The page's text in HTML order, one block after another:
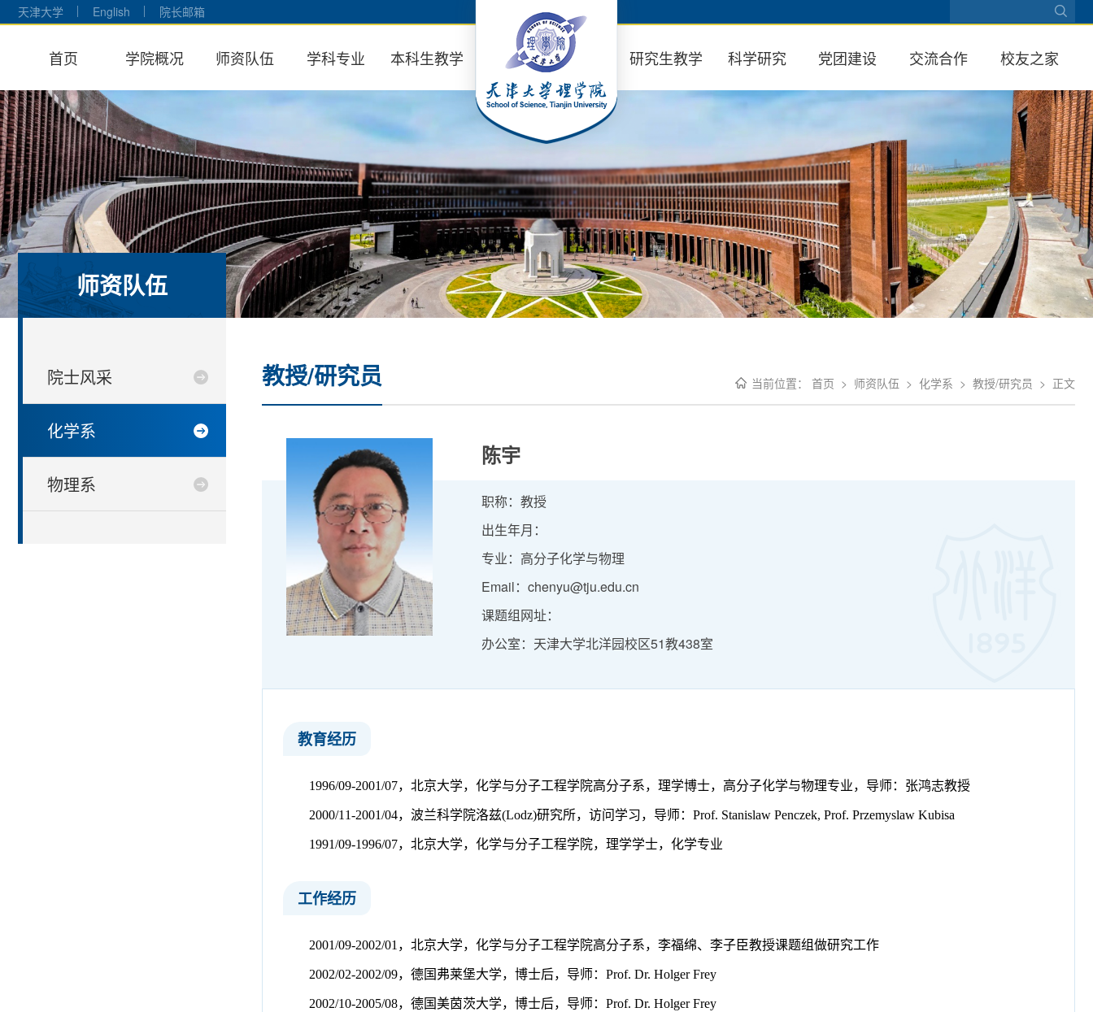
天津大学 English 院长邮箱
首页 学院概况 师资队伍 学科专业 本科生教学 研究生教学 科学研究 党团建设 交流合作 校友之家
师资队伍
院士风采
化学系
物理系
当前位置： 首页 > 师资队伍 > 化学系 > 教授/研究员 > 正文
教授/研究员
陈宇
职称：教授
出生年月：
专业：高分子化学与物理
Email：chenyu@tju.edu.cn
课题组网址：
办公室：天津大学北洋园校区51教438室
教育经历
1996/09-2001/07，北京大学，化学与分子工程学院高分子系，理学博士，高分子化学与物理专业，导师：张鸿志教授
2000/11-2001/04，波兰科学院洛兹(Lodz)研究所，访问学习，导师：Prof. Stanislaw Penczek, Prof. Przemyslaw Kubisa
1991/09-1996/07，北京大学，化学与分子工程学院，理学学士，化学专业
工作经历
2001/09-2002/01，北京大学，化学与分子工程学院高分子系，李福绵、李子臣教授课题组做研究工作
2002/02-2002/09，德国弗莱堡大学，博士后，导师：Prof. Dr. Holger Frey
2002/10-2005/08，德国美茵茨大学，博士后，导师：Prof. Dr. Holger Frey